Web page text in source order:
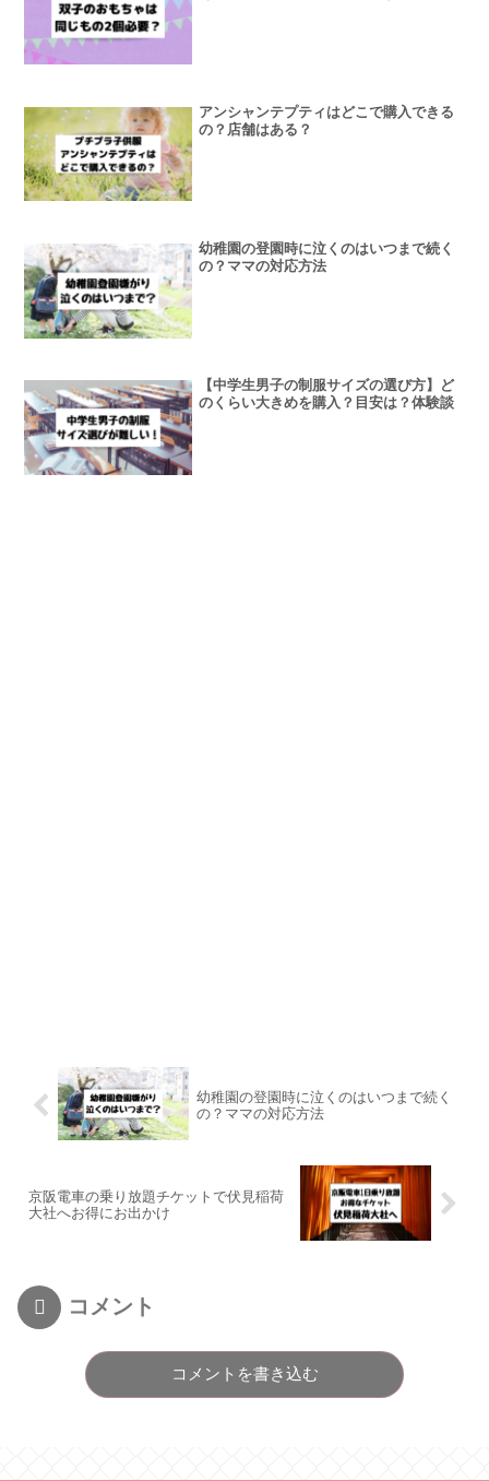
アンシャンテプティはどこで購入できる
の？店舗はある？
幼稚園の登園時に泣くのはいつまで続く
の？ママの対応方法
【中学生男子の制服サイズの選び方】ど
のくらい大きめを購入？目安は？体験談
幼稚園の登園時に泣くのはいつまで続く
の？ママの対応方法
京阪電車の乗り放題チケットで伏見稲荷
大社へお得にお出かけ
コメント
コメントを書き込む